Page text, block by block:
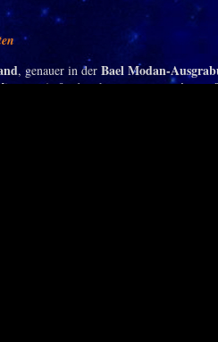
, genauer in der Bael Modan-
Außerdem kann mannur eine